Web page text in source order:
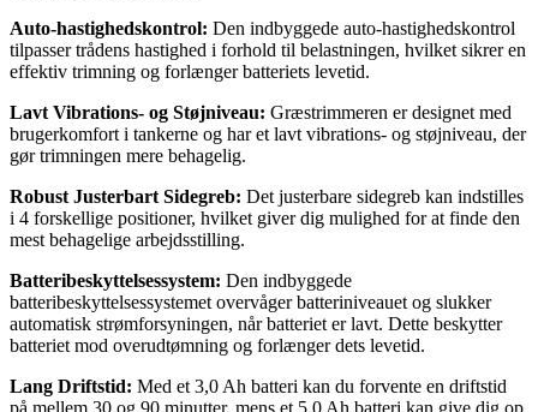
Auto-hastighedskontrol: Den indbyggede auto-hastighedskontrol
tilpasser trådens hastighed i forhold til belastningen, hvilket sikrer en
effektiv trimning og forlænger batteriets levetid.
Lavt Vibrations- og Støjniveau: Græstrimmeren er designet med
brugerkomfort i tankerne og har et lavt vibrations- og støjniveau, der
gør trimningen mere behagelig.
Robust Justerbart Sidegreb: Det justerbare sidegreb kan indstilles
i 4 forskellige positioner, hvilket giver dig mulighed for at finde den
mest behagelige arbejdsstilling.
Batteribeskyttelsessystem: Den indbyggede
batteribeskyttelsessystemet overvåger batteriniveauet og slukker
automatisk strømforsyningen, når batteriet er lavt. Dette beskytter
batteriet mod overudtømning og forlænger dets levetid.
Lang Driftstid: Med et 3,0 Ah batteri kan du forvente en driftstid